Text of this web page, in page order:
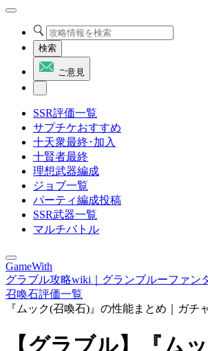
検索
ご意見
SSR評価一覧
サプチケおすすめ
十天衆最終･加入
十賢者最終
理想武器編成
ジョブ一覧
パーティ編成投稿
SSR武器一覧
マルチバトル
GameWith
グラブル攻略wiki｜グランブルーファン
召喚石評価一覧
『ムック(召喚石)』の性能まとめ｜ガチ
【グラブル】『ム